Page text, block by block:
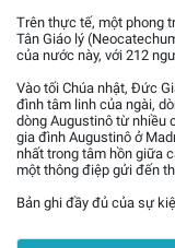
Trên thực tế, một phong
Tân Giáo lý
của nước này, với 212
Vào tối Chúa nhật, Đức
đình tâm linh của ngài,
dòng Augustinô từ nhiều
gia đình Augustinô ở
nhất trong tâm hồn giữa
một thông điệp gửi đến
Bản ghi đầy đủ của sự